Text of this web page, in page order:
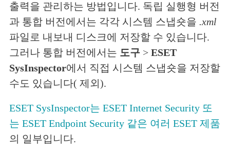
출력을 관리하는 방법입니다. 독립 실행형 버전
과 통합 버전에서는 각각 시스템 스냅숏을 .xml
파일로 내보내 디스크에 저장할 수 있습니다.
그러나 통합 버전에서는 도구> ESET
SysInspector에서 직접 시스템 스냅숏을 저장할
수도 있습니다( 제외).
ESET SysInspector는 ESET Internet Security 또
는 ESET Endpoint Security 같은 여러 ESET 제품
의 일부입니다.